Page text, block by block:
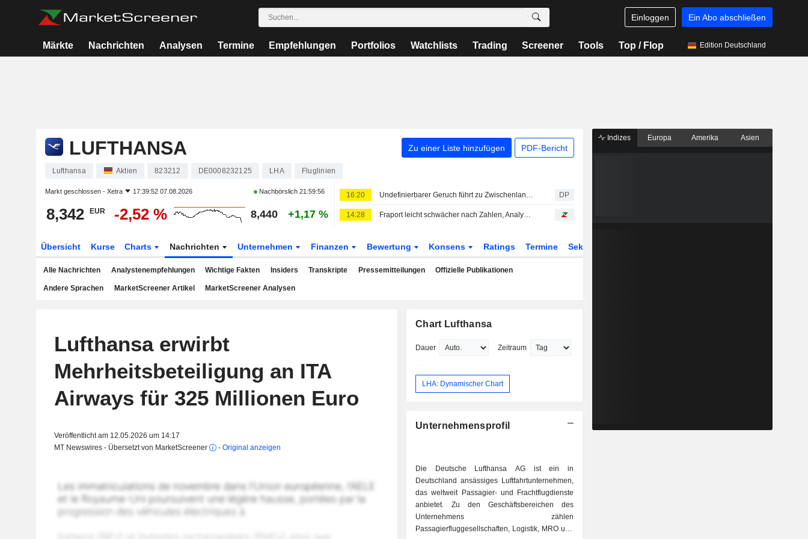
Einloggen Ein Abo abschließen
Märkte Nachrichten Analysen Termine Empfehlungen Portfolios Watchlists Trading Screener Tools Top / Flop Edition Deutschland
LUFTHANSA Zu einer Liste hinzufügen PDF-Bericht
Lufthansa Aktien 823212 DE0008232125 LHA Fluglinien
Markt geschlossen - Xetra 17:39:52 07.08.2026 Nachbörslich21:59:56
8,342 EUR -2,52 % 8,440 +1,17 %
16:20 Undefinierbarer Geruch führt zu Zwischenlandung von Lufthansa-Flieger DP
14:28 Fraport leicht schwächer nach Zahlen, Analysten uneins
Übersicht Kurse Charts Nachrichten Unternehmen Finanzen Bewertung Konsens Ratings Termine Sektor
Alle Nachrichten Analystenempfehlungen Wichtige Fakten Insiders Transkripte Pressemitteilungen Offizielle Publikationen
Andere Sprachen MarketScreener Artikel MarketScreener Analysen
Lufthansa erwirbt
Mehrheitsbeteiligung an ITA
Airways für 325 Millionen Euro
Veröffentlicht am 12.05.2026 um 14:17
MT Newswires - Übersetzt von MarketScreener
- Original anzeigen
Chart Lufthansa
Dauer Zeitraum
LHA: Dynamischer Chart
Unternehmensprofil
Die Deutsche Lufthansa AG ist ein in
Deutschland ansässiges Luftfahrtunternehmen,
das weltweit Passagier- und Frachtflugdienste
anbietet. Zu den Geschäftsbereichen des
Unternehmens zählen
Passagierfluggesellschaften, Logistik, MRO und
Indizes Europa Amerika Asien